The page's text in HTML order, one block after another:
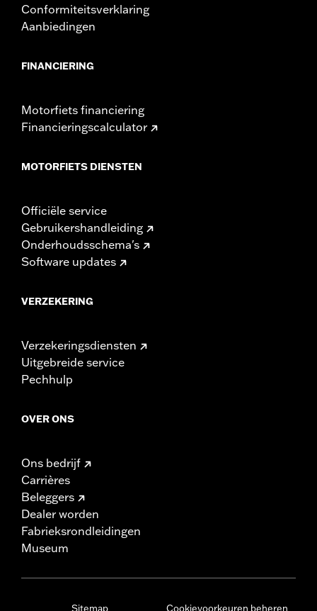
Conformiteitsverklaring
Aanbiedingen
FINANCIERING
Motorfiets financiering
Financieringscalculator
MOTORFIETS DIENSTEN
Officiële service
Gebruikershandleiding
Onderhoudsschema's
Software updates
VERZEKERING
Verzekeringsdiensten
Uitgebreide service
Pechhulp
OVER ONS
Ons bedrijf
Carrières
Beleggers
Dealer worden
Fabrieksrondleidingen
Museum
Sitemap Cookievoorkeuren beheren